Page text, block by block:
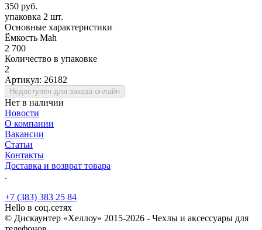
350 руб.
упаковка 2 шт.
Основные характеристики
Ёмкость Mah
2 700
Количество в упаковке
2
Артикул: 26182
Недоступен для заказа онлайн
Нет в наличии
Новости
О компании
Вакансии
Статьи
Контакты
Доставка и возврат товара
.
+7 (383) 383 25 84
Hello в соц.сетях
© Дискаунтер «Хеллоу» 2015-2026 - Чехлы и аксессуары для